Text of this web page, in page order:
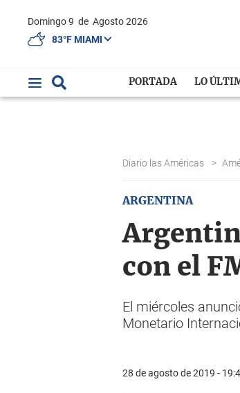
Domingo 9 de Agosto 2026
83°F MIAMI
PORTADA LO
Diario las Américas >
ARGENTINA
con el
El miércoles
Monetario
28 de agosto de 2019 -